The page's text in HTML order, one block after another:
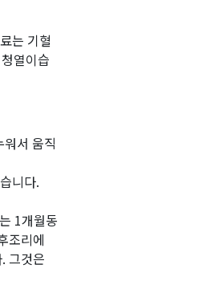
는 기혈
열이습
서 움직
니다.
1개월동
조리에
그것은